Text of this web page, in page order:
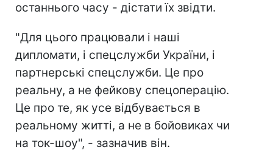
останнього часу - дістати їх звідти.
"Для цього працювали і наші
дипломати, і спецслужби України, і
партнерські спецслужби. Це про
реальну, а не фейкову спецоперацію.
Це про те, як усе відбувається в
реальному житті, а не в бойовиках чи
на ток-шоу", - зазначив він.